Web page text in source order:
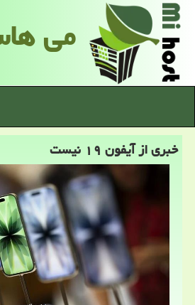
می
خبری از آیفون ۱۹ نیست